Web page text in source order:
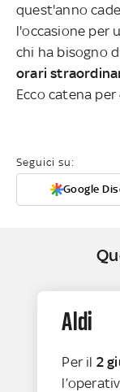
quest'anno
l'occasione per
chi ha bisogno
orari
Ecco catena
Seguici su:
Google
Aldi
Per il 2